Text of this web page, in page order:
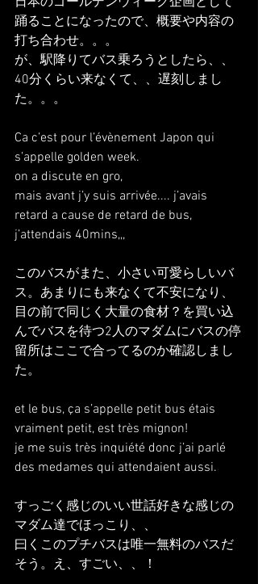
踊ることになったので、概要や内容の
打ち合わせ。。。
が、駅降りてバス乗ろうとしたら、、
40分くらい来なくて、、遅刻しまし
た。。。
Ca c’est pour l’évènement Japon qui
s’appelle golden week.
on a discute en gro,
mais avant j’y suis arrivée.... j’avais
retard a cause de retard de bus,
j’attendais 40mins,,,
このバスがまた、小さい可愛らしいバ
ス。あまりにも来なくて不安になり、
目の前で同じく大量の食材？を買い込
んでバスを待つ2人のマダムにバスの停
留所はここで合ってるのか確認しまし
た。
et le bus, ça s’appelle petit bus étais
vraiment petit, est très mignon!
je me suis très inquiété donc j’ai parlé
des medames qui attendaient aussi.
すっごく感じのいい世話好きな感じの
マダム達でほっこり、、
曰くこのプチバスは唯一無料のバスだ
そう。え、すごい、、！